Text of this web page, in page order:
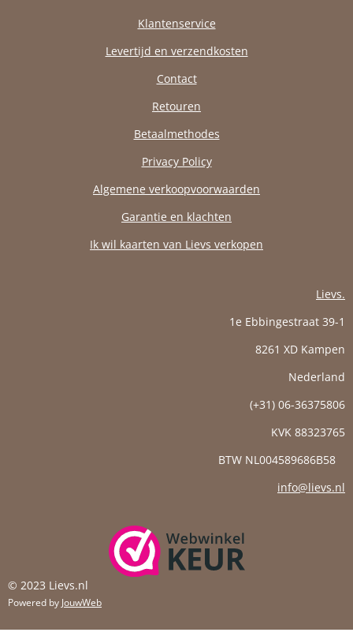
Klantenservice
Levertijd en verzendkosten
Contact
Retouren
Betaalmethodes
Privacy Policy
Algemene verkoopvoorwaarden
Garantie en klachten
Ik wil kaarten van Lievs verkopen
Lievs.
1e Ebbingestraat 39-1
8261 XD Kampen
Nederland
(+31) 06-36375806
KVK 88323765
BTW NL004589686B58
info@lievs.nl
© 2023 Lievs.nl
Powered by JouwWeb